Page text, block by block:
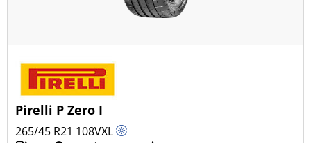
Pirelli P Zero I
265/45 R21 108VXL